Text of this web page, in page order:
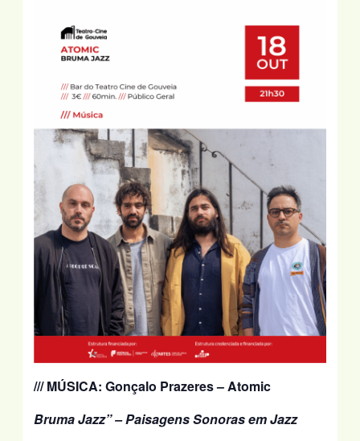
/// MÚSICA:Gonçalo Prazeres – Atomic
Bruma Jazz” – Paisagens Sonoras em Jazz